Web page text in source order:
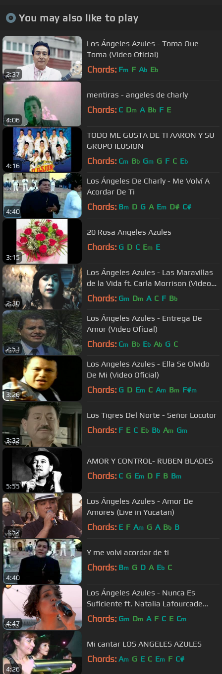
You may also like to play
2:37
Los Ángeles Azules - Toma Que
Toma (Video Oficial)
Chords: Fm F Ab Eb
4:06
mentiras - angeles de charly
Chords: C Dm A Bb F E
4:16
TODO ME GUSTA DE TI AARON Y SU
GRUPO ILUSION
Chords: Cm Bb Gm G F C Eb
4:40
Los Ángeles De Charly - Me Volví A
Acordar De Ti
Chords: Bm D G A Em D# C#
3:15
20 Rosa Angeles Azules
Chords: G D C Em E
2:30
Los Ángeles Azules - Las Maravillas
de la Vida ft. Carla Morrison (Video
Oficial)
Chords: Gm Dm A C F Bb
2:53
Los Ángeles Azules - Entrega De
Amor (Video Oficial)
Chords: Cm Bb Eb Ab G C
3:26
Los Angeles Azules - Ella Se Olvido
De Mi (Video Oficial)
Chords: G D Em C Am Bm F#m
3:32
Los Tigres Del Norte - Señor Locutor
Chords: F E C Eb Bb Am Gm
5:55
AMOR Y CONTROL- RUBEN BLADES
Chords: C G Em D F B Bm
3:52
Los Ángeles Azules - Amor De
Amores (Live in Yucatan)
Chords: E F Am G A Bb B
4:40
Y me volvi acordar de ti
Chords: Bm G D A Eb C
4:47
Los Ángeles Azules - Nunca Es
Suficiente ft. Natalia Lafourcade
(Live)
Chords: Gm Dm A F C E Cm
4:26
Mi cantar LOS ANGELES AZULES
Chords: Am G E C Em F C#